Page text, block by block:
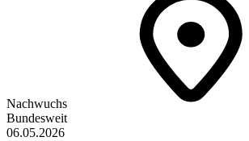
Nachwuchs
Bundesweit
06.05.2026